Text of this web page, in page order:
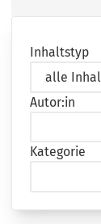
Inhaltstyp
Autor:in
Kategorie